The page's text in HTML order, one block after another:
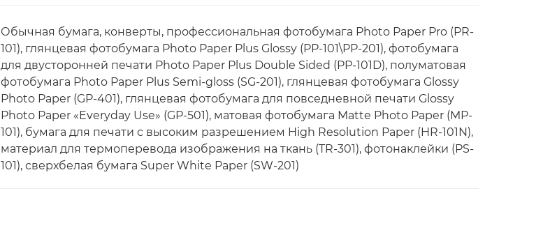
Обычная бумага, конверты, профессиональная фотобумага Photo Paper Pro (PR-
101), глянцевая фотобумага Photo Paper Plus Glossy (PP-101\PP-201), фотобумага
для двусторонней печати Photo Paper Plus Double Sided (PP-101D), полуматовая
фотобумага Photo Paper Plus Semi-gloss (SG-201), глянцевая фотобумага Glossy
Photo Paper (GP-401), глянцевая фотобумага для повседневной печати Glossy
Photo Paper «Everyday Use» (GP-501), матовая фотобумага Matte Photo Paper (MP-
101), бумага для печати с высоким разрешением High Resolution Paper (HR-101N),
материал для термоперевода изображения на ткань (TR-301), фотонаклейки (PS-
101), сверхбелая бумага Super White Paper (SW-201)